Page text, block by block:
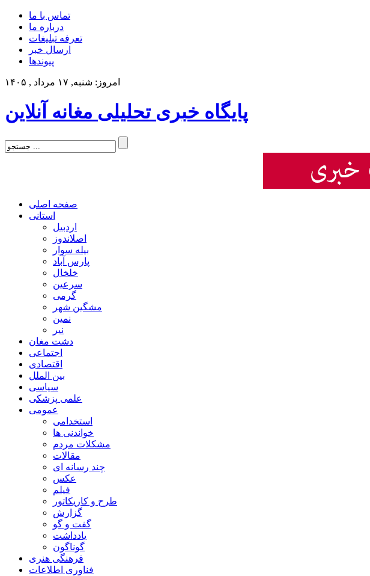
تماس با ما
درباره ما
تعرفه تبلیغات
ارسال خبر
پیوندها
امروز: شنبه, ۱۷ مرداد , ۱۴۰۵
پایگاه خبری تحلیلی مغانه آنلاین
صفحه اصلی
استانی
اردبیل
اصلاندوز
بیله سوار
پارس آباد
خلخال
سرعین
گرمی
مشگین شهر
نمین
نیر
دشت مغان
اجتماعی
اقتصادی
بین الملل
سیاسی
علمی پزشکی
عمومی
استخدامی
خواندنی ها
مشکلات مردم
مقالات
چند رسانه ای
عکس
فیلم
طرح و کاریکاتور
گزارش
گفت و گو
یادداشت
گوناگون
فرهنگی هنری
فناوری اطلاعات